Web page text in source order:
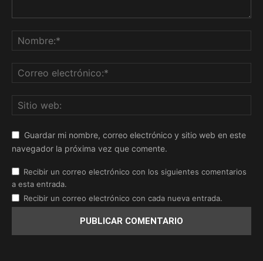
Guardar mi nombre, correo electrónico y sitio web en este
navegador la próxima vez que comente.
Recibir un correo electrónico con los siguientes comentarios
a esta entrada.
Recibir un correo electrónico con cada nueva entrada.